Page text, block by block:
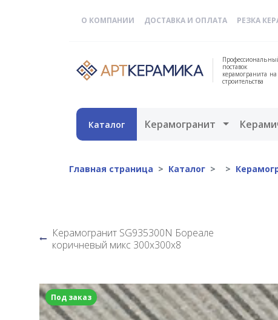
О КОМПАНИИ ДОСТАВКА И ОПЛАТА РЕЗКА
поставок
керамогранита
строительства
Каталог Керамогранит Открыть
Главная страница Каталог
Керамогранит SG935300N Бореале
коричневый микс 300х300х8
Под заказ